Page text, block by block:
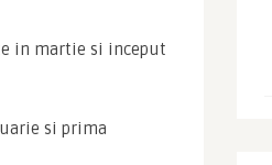
in martie si inceput
si prima